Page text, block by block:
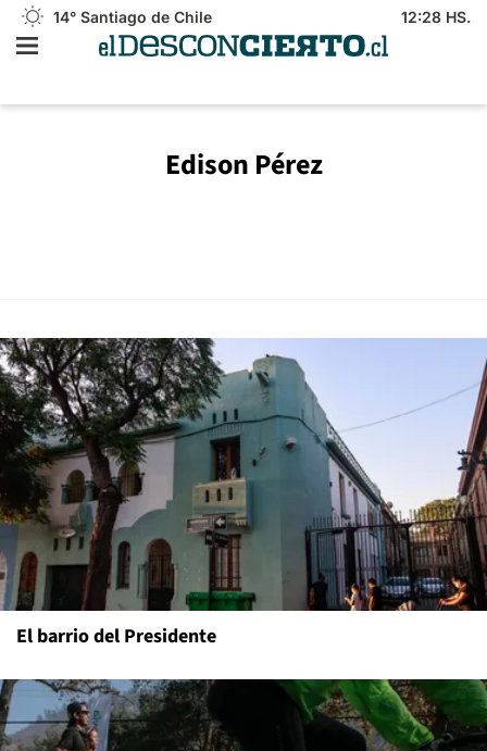
14° Santiago de Chile 12:28 HS.
Edison Pérez
El barrio del Presidente